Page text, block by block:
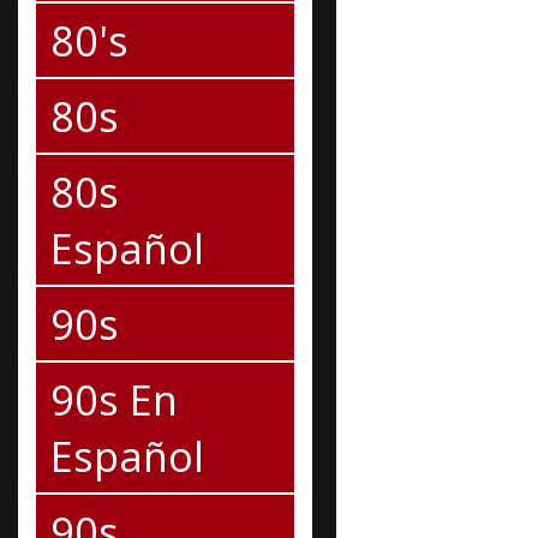
80's
80s
80s
Español
90s
90s En
Español